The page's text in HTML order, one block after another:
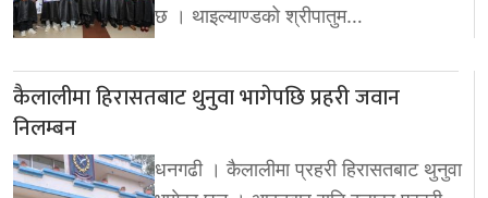
छ । थाइल्याण्डको श्रीपातुम…
कैलालीमा हिरासतबाट थुनुवा भागेपछि प्रहरी जवान
निलम्बन
धनगढी । कैलालीमा प्रहरी हिरासतबाट थुनुवा